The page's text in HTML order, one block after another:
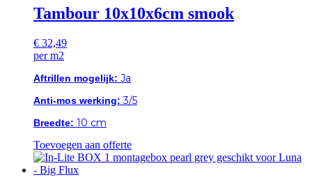
Tambour 10x10x6cm smook
€ 32,49
per m2
Aftrillen mogelijk: Ja
Anti-mos werking: 3/5
Breedte: 10 cm
Toevoegen aan offerte